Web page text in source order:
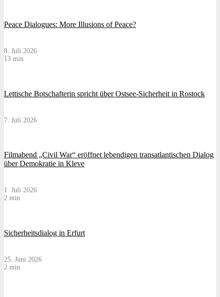
Peace Dialogues: More Illusions of Peace?
8. Juli 2026
13 min
Lettische Botschafterin spricht über Ostsee-Sicherheit in Rostock
7. Juli 2026
Filmabend „Civil War“ eröffnet lebendigen transatlantischen Dialog
über Demokratie in Kleve
1. Juli 2026
2 min
Sicherheitsdialog in Erfurt
25. Juni 2026
2 min